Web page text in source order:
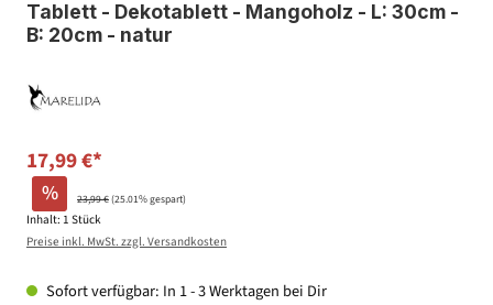
Tablett - Dekotablett - Mangoholz - L: 30cm -
B: 20cm - natur
17,99 €*
% 23,99 €(25.01% gespart)
Inhalt: 1 Stück
Preise inkl. MwSt. zzgl. Versandkosten
Sofort verfügbar: In 1 - 3 Werktagen bei Dir